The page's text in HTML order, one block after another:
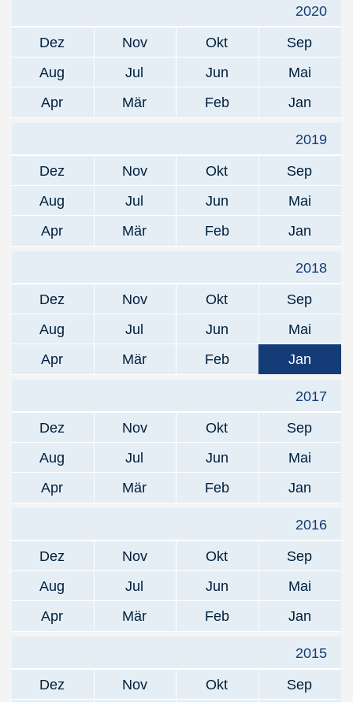
2020
Dez
Nov Okt
Sep
Aug
Jul Jun
Mai
Apr
Mär Feb Jan
2019
Dez
Nov Okt
Sep
Aug
Jul Jun
Mai
Apr
Mär Feb Jan
2018
Dez
Nov Okt
Sep
Aug
Jul Jun
Mai
Apr
Mär Feb Jan
2017
Dez
Nov Okt
Sep
Aug
Jul Jun
Mai
Apr
Mär Feb Jan
2016
Dez
Nov Okt
Sep
Aug
Jul Jun
Mai
Apr
Mär Feb Jan
2015
Dez
Nov Okt
Sep